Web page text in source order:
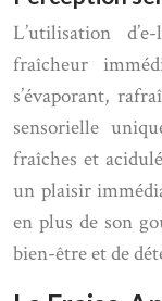
L’utilisation
fraîcheur
s’évaporant,
sensorielle
fraîches et
un plaisir
en plus de son
bien-être et de